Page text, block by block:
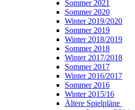
Sommer 2021
Sommer 2020
Winter 2019/2020
Sommer 2019
Winter 2018/2019
Sommer 2018
Winter 2017/2018
Sommer 2017
Winter 2016/2017
Sommer 2016
Winter 2015/16
Ältere Spielpläne